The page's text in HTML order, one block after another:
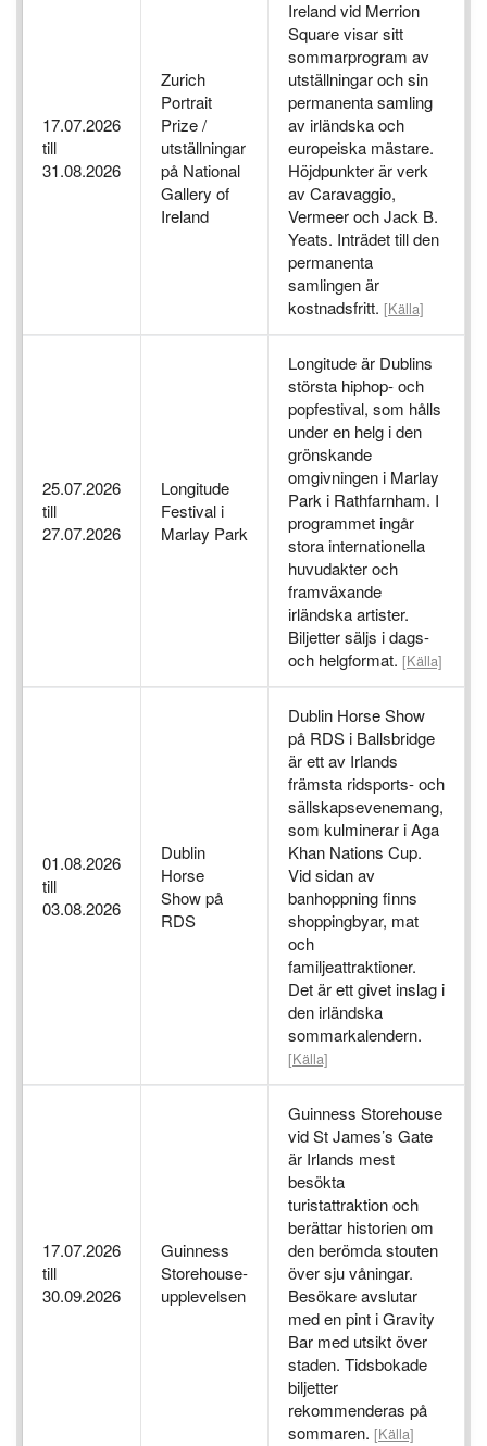
17.07.2026
till
31.08.2026
Zurich
Portrait
Prize /
utställningar
på National
Gallery of
Ireland
Ireland vid Merrion
Square visar sitt
sommarprogram av
utställningar och sin
permanenta samling
av irländska och
europeiska mästare.
Höjdpunkter är verk
av Caravaggio,
Vermeer och Jack B.
Yeats. Inträdet till den
permanenta
samlingen är
kostnadsfritt. [Källa]
25.07.2026
till
27.07.2026
Longitude
Festival i
Marlay Park
Longitude är Dublins
största hiphop- och
popfestival, som hålls
under en helg i den
grönskande
omgivningen i Marlay
Park i Rathfarnham. I
programmet ingår
stora internationella
huvudakter och
framväxande
irländska artister.
Biljetter säljs i dags-
och helgformat. [Källa]
01.08.2026
till
03.08.2026
Dublin
Horse
Show på
RDS
Dublin Horse Show
på RDS i Ballsbridge
är ett av Irlands
främsta ridsports- och
sällskapsevenemang,
som kulminerar i Aga
Khan Nations Cup.
Vid sidan av
banhoppning finns
shoppingbyar, mat
och
familjeattraktioner.
Det är ett givet inslag i
den irländska
sommarkalendern.
[Källa]
17.07.2026
till
30.09.2026
Guinness
Storehouse-
upplevelsen
Guinness Storehouse
vid St James’s Gate
är Irlands mest
besökta
turistattraktion och
berättar historien om
den berömda stouten
över sju våningar.
Besökare avslutar
med en pint i Gravity
Bar med utsikt över
staden. Tidsbokade
biljetter
rekommenderas på
sommaren. [Källa]